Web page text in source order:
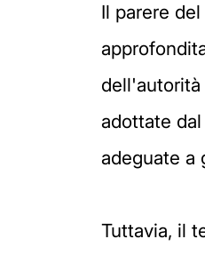
Il parere
adottate
adeguate a
Tuttavia, il